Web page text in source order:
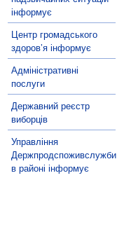
інформує
Центр громадського
здоров’я інформує
Адміністративні
послуги
Державний реєстр
виборців
Управління
Держпродспоживслужби
в районі інформує